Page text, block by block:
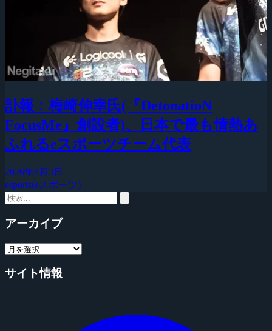
訃報：梅崎伸幸氏(『DetonatioN
FocusMe』創設者)、日本で最も情熱あ
ふれるeスポーツチーム代表
2026年8月3日
esports(eスポーツ)
アーカイブ
サイト情報